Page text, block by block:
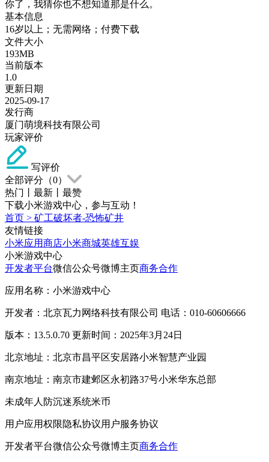
你了，我猜你也不想知道那是什么。
基本信息
16岁以上；无需网络；付费下载
文件大小
193MB
当前版本
1.0
更新日期
2025-09-17
发行商
厦门萌境科技有限公司
玩家评价
写评价
全部评分（0）
热门
最新
最赞
下载小米游戏中心，参与互动！
首页 > 矿工破坏者-恐怖矿井
友情链接
小米应用商店小米商城英雄互娱
小米游戏中心
开发者平台微信公众号微博主页商务合作
应用名称：小米游戏中心
开发者：北京瓦力网络科技有限公司 电话：010-60606666
版本：13.5.0.70 更新时间：2025年3月24日
北京地址：北京市昌平区安居路小米智慧产业园
南京地址：南京市建邺区永初路37号小米华东总部
未成年人防沉迷系统米币
用户应用权限隐私协议用户服务协议
开发者平台微信公众号微博主页商务合作